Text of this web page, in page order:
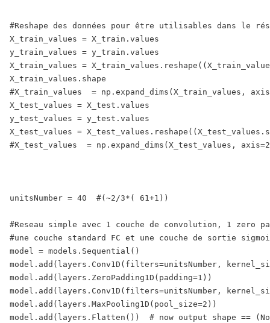
#Reshape des données pour être utilisables dans le
X_train_values = X_train.values
y_train_values = y_train.values
X_train_values =
X_train_values.shape
#X_train_values  = np.expand_dims(X_train_values,
X_test_values = X_test.values
y_test_values = y_test.values
X_test_values =
#X_test_values  = np.expand_dims(X_test_values,
unitsNumber = 40  #(~2/3*( 61+1))
#Reseau simple avec 1 couche de convolution, 1 zero
#une couche standard FC et une couche de sortie
model = models.Sequential()
model.add(layers.Conv1D(filters=unitsNumber,
model.add(layers.ZeroPadding1D(padding=1))
model.add(layers.Conv1D(filters=unitsNumber,
model.add(layers.MaxPooling1D(pool_size=2))
model.add(layers.Flatten())  # now output shape ==